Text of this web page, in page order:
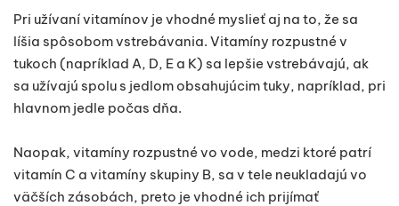
Pri užívaní vitamínov je vhodné myslieť aj na to, že sa
líšia spôsobom vstrebávania. Vitamíny rozpustné v
tukoch (napríklad A, D, E a K) sa lepšie vstrebávajú, ak
sa užívajú spolu s jedlom obsahujúcim tuky, napríklad, pri
hlavnom jedle počas dňa.
Naopak, vitamíny rozpustné vo vode, medzi ktoré patrí
vitamín C a vitamíny skupiny B, sa v tele neukladajú vo
väčších zásobách, preto je vhodné ich prijímať